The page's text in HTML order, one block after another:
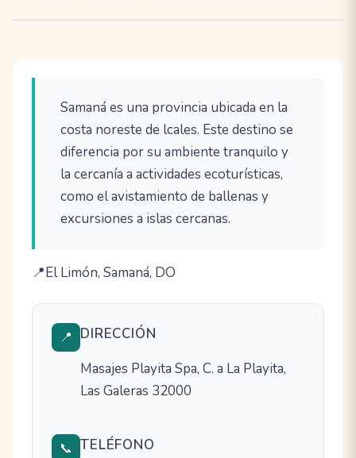
Samaná es una provincia ubicada en la
costa noreste de lcales. Este destino se
diferencia por su ambiente tranquilo y
la cercanía a actividades ecoturísticas,
como el avistamiento de ballenas y
excursiones a islas cercanas.
El Limón, Samaná, DO
📍 DIRECCIÓN
Masajes Playita Spa, C. a La Playita,
Las Galeras 32000
📞 TELÉFONO